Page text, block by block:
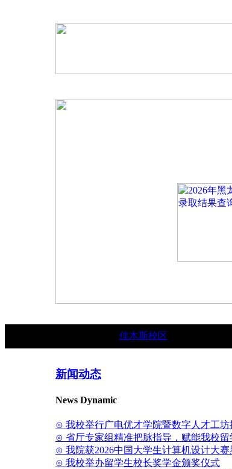
佳木斯校区
新闻动态
News Dynamic
⊙ 我校举行广电优才学院暨数字人才工坊
⊙ 省厅专家组精准把脉指导，赋能我校
⊙ 我院获2026中国大学生计算机设计大
⊙ 我校举办留学生校长奖学金颁奖仪式